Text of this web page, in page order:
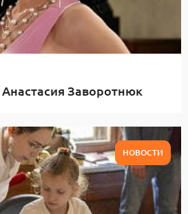
Заворотнюк
НОВОСТИ